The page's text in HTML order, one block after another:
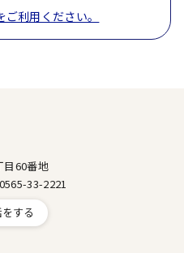
利用ください。
60番地
33-2221
する